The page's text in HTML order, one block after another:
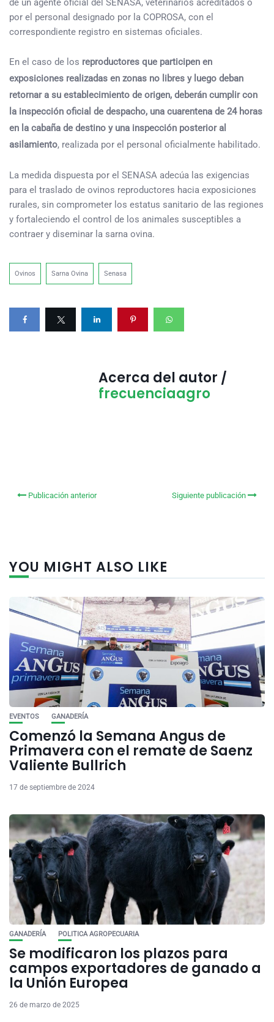
de un agente oficial del SENASA, veterinarios acreditados o
por el personal designado por la COPROSA, con el
correspondiente registro en sistemas oficiales.
En el caso de los reproductores que participen en
exposiciones realizadas en zonas no libres y luego deban
retornar a su establecimiento de origen, deberán cumplir con
la inspección oficial de despacho, una cuarentena de 24 horas
en la cabaña de destino y una inspección posterior al
asilamiento, realizada por el personal oficialmente habilitado.
La medida dispuesta por el SENASA adecúa las exigencias
para el traslado de ovinos reproductores hacia exposiciones
rurales, sin comprometer los estatus sanitario de las regiones
y fortaleciendo el control de los animales susceptibles a
contraer y diseminar la sarna ovina.
Ovinos Sarna Ovina Senasa
Acerca del autor /
frecuenciaagro
Publicación anterior Siguiente publicación
YOU MIGHT ALSO LIKE
EVENTOS GANADERÍA
Comenzó la Semana Angus de
Primavera con el remate de Saenz
Valiente Bullrich
17 de septiembre de 2024
GANADERÍA POLITICA AGROPECUARIA
Se modificaron los plazos para
campos exportadores de ganado a
la Unión Europea
26 de marzo de 2025